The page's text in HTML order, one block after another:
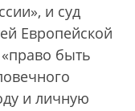
и суд
Европейской
быть
и личную